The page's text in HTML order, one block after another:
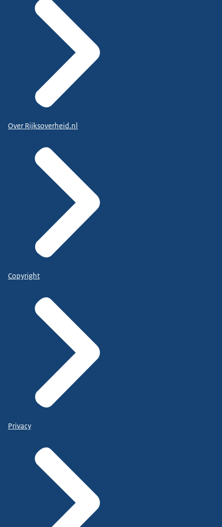
Over Rijksoverheid.nl
Copyright
Privacy